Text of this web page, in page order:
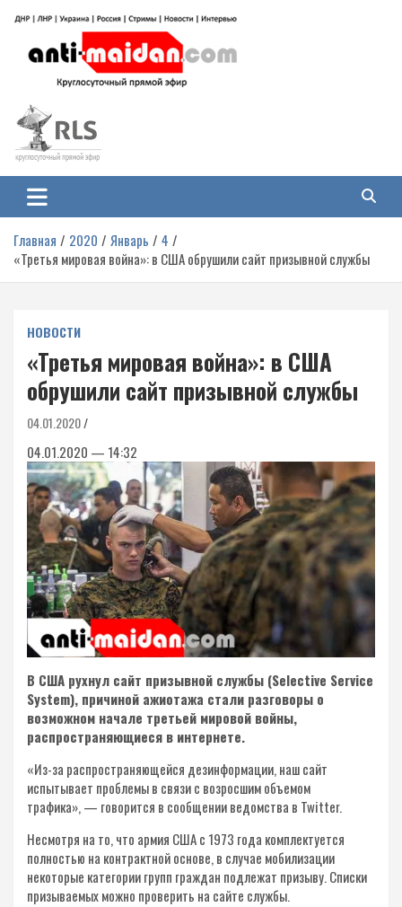
содержимому
Антимайдан: Гражданская война
на Украине
гражданской войне на Украине, включая события в Новороссии, ДНР,
ЛНР и других регионах.
Главная 2020 Январь
4
«Третья мировая война»: в США обрушили сайт призывной службы
НОВОСТИ
«Третья мировая война»: в США
обрушили сайт призывной службы
04.01.2020
04.01.2020 — 14:32
В США рухнул сайт призывной службы (Selective Service
System), причиной ажиотажа стали разговоры о
возможном начале третьей мировой войны,
распространяющиеся в интернете.
«Из-за распространяющейся дезинформации, наш сайт
испытывает проблемы в связи с возросшим объемом
трафика», — говорится в сообщении ведомства в Twitter.
Несмотря на то, что армия США с 1973 года комплектуется
полностью на контрактной основе, в случае мобилизации
некоторые категории групп граждан подлежат призыву. Списки
призываемых можно проверить на сайте службы.